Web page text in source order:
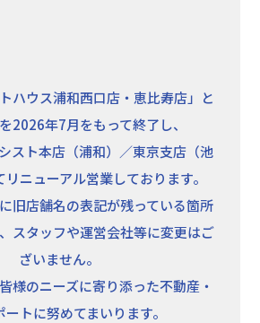
ハウス浦和西口店・恵比寿店」と
2026年7月をもって終了し、
スト本店（浦和）／東京支店（池
ニューアル営業しております。
旧店舗名の表記が残っている箇所
スタッフや運営会社等に変更はご
ざいません。
様のニーズに寄り添った不動産・
トに努めてまいります。